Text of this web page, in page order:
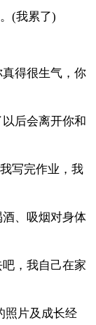
(我累了)
得很生气，你
后会离开你和
写完作业，我
、吸烟对身体
，我自己在家
照片及成长经